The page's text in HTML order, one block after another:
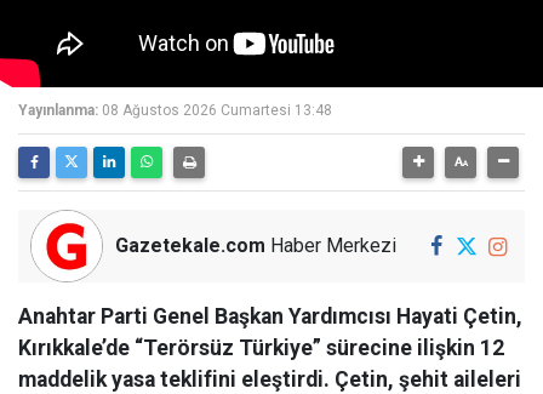
Yayınlanma: 08 Ağustos 2026 Cumartesi 13:48
Gazetekale.com Haber Merkezi
Anahtar Parti Genel Başkan Yardımcısı Hayati Çetin,
Kırıkkale’de “Terörsüz Türkiye” sürecine ilişkin 12
maddelik yasa teklifini eleştirdi. Çetin, şehit aileleri